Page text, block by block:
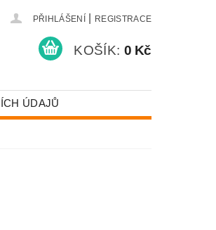
PŘIHLÁŠENÍ REGISTRACE
KOŠÍK: 0 Kč
ÚDAJŮ